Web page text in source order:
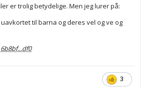
er trolig betydelige. Men jeg lurer på:
til barna og deres vel og ve og
6b8bf...df0
3